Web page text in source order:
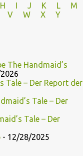
H I J K L
M
V
W X Y
The Handmaid’s
Tale – Der Report der
Tale – Der
Tale – Der
- 12/28/2025